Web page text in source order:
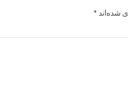
شده‌اند *